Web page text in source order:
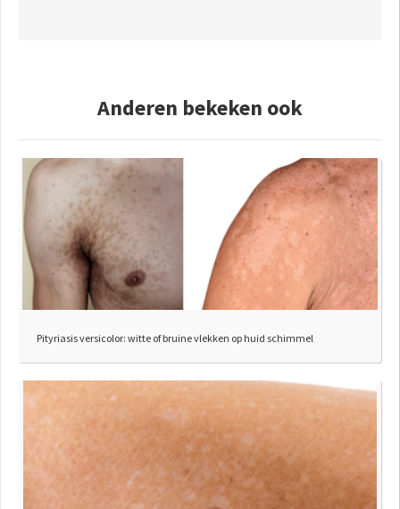
Anderen bekeken ook
Pityriasis versicolor: witte of bruine vlekken op huid schimmel